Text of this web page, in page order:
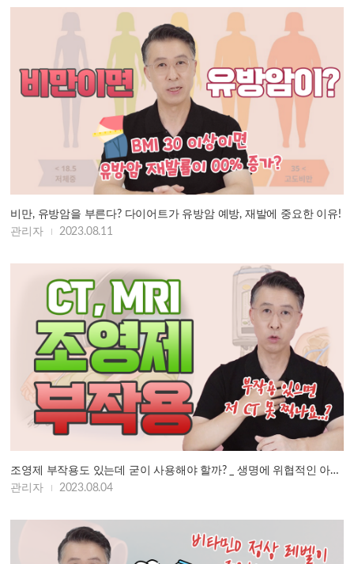
비만, 유방암을 부른다? 다이어트가 유방암 예방, 재발에 중요한 이유!
관리자
2023.08.11
조영제 부작용도 있는데 굳이 사용해야 할까? _ 생명에 위협적인 아나필락시…
관리자
2023.08.04